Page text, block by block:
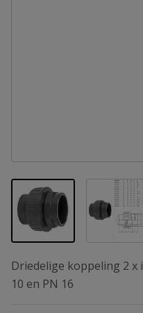
View larger image
Driedelige koppeling 2 x
10 en PN 16